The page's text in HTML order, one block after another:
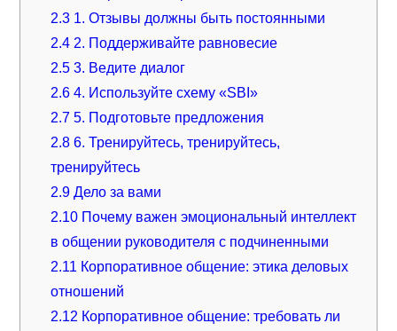
2.31. Отзывы должны быть постоянными
2.42. Поддерживайте равновесие
2.53. Ведите диалог
2.64. Используйте схему «SBI»
2.75. Подготовьте предложения
2.86. Тренируйтесь, тренируйтесь,
тренируйтесь
2.9Дело за вами
2.10Почему важен эмоциональный интеллект
в общении руководителя с подчиненными
2.11 Корпоративное общение: этика деловых
отношений
2.12 Корпоративное общение: требовать ли